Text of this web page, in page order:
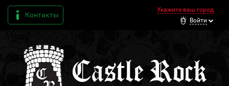
Контакты
Укажите ваш город
Войти